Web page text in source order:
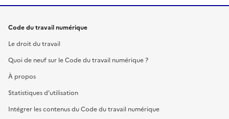
Code du travail numérique
Le droit du travail
Quoi de neuf sur le Code du travail numérique ?
À propos
Statistiques d'utilisation
Intégrer les contenus du Code du travail numérique